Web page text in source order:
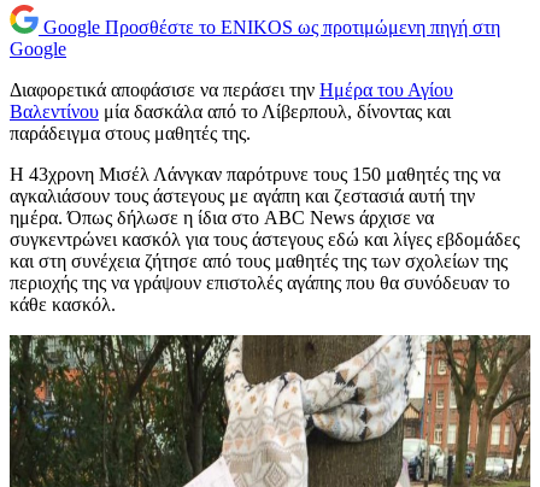
Google Προσθέστε το ENIKOS ως προτιμώμενη πηγή στη
Google
Διαφορετικά αποφάσισε να περάσει την Ημέρα του Αγίου
Βαλεντίνου μία δασκάλα από το Λίβερπουλ, δίνοντας και
παράδειγμα στους μαθητές της.
Η 43χρονη Μισέλ Λάνγκαν παρότρυνε τους 150 μαθητές της να
αγκαλιάσουν τους άστεγους με αγάπη και ζεστασιά αυτή την
ημέρα. Όπως δήλωσε η ίδια στο ABC News άρχισε να
συγκεντρώνει κασκόλ για τους άστεγους εδώ και λίγες εβδομάδες
και στη συνέχεια ζήτησε από τους μαθητές της των σχολείων της
περιοχής της να γράψουν επιστολές αγάπης που θα συνόδευαν το
κάθε κασκόλ.